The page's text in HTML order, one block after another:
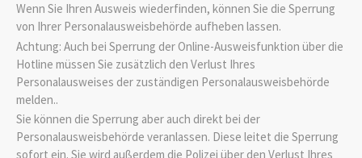
Wenn Sie Ihren Ausweis wiederfinden, können Sie die Sperrung
von Ihrer Personalausweisbehörde aufheben lassen.
Achtung: Auch bei Sperrung der Online-Ausweisfunktion über die
Hotline müssen Sie zusätzlich den Verlust Ihres
Personalausweises der zuständigen Personalausweisbehörde
melden..
Sie können die Sperrung aber auch direkt bei der
Personalausweisbehörde veranlassen. Diese leitet die Sperrung
sofort ein. Sie wird außerdem die Polizei über den Verlust Ihres